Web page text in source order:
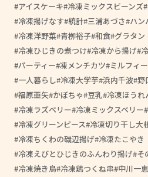
アイスケーキ 冷凍ミックスビーンズ
冷凍揚げなす 統計 三浦あづさ ハン
冷凍洋野菜 青栁裕子 和食 グラタン
冷凍ひじきの煮つけ 冷凍から揚げ
パーティー 凍メンチカツ ミルフィ
一人暮らし 冷凍大学芋 浜内千波 野
福原亜矢 かぼちゃ 豆乳 冷凍ほうれ
冷凍ラズベリー 冷凍ミックスベリー
冷凍グリーンピース 冷凍切り干し大
冷凍ちくわの磯辺揚げ 冷凍たこやき
冷凍えびとひじきのふんわり揚げ そ
冷凍焼き鳥 冷凍鶏つくね串 中川一恵